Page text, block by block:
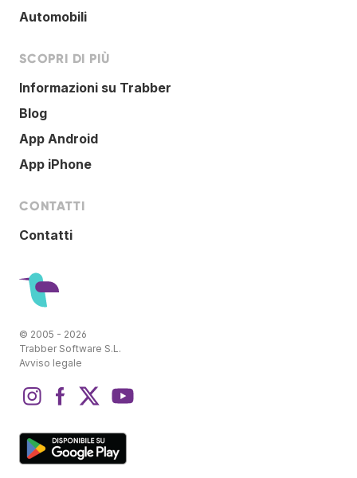
Automobili
SCOPRI DI PIÙ
Informazioni su Trabber
Blog
App Android
App iPhone
CONTATTI
Contatti
© 2005 - 2026
Trabber Software S.L.
Avviso legale